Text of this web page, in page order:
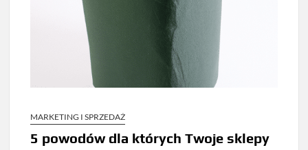
MARKETING I SPRZEDAŻ
5 powodów dla których Twoje sklepy